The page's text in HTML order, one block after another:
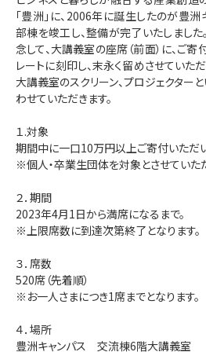
「豊洲」に、2006年に誕生したのが豊
部棟を竣工し、整備が完了いたしまし
念して、大講義室の座席（前面）に、ご
レートに刻印し、末永く留めさせていた
大講義室のスクリーン、プロジェクター
わせていただきます。
１.対象
期間中に一口10万円以上ご寄付いただ
※個人・卒業生団体を対象とさせていた
２．期間
2023年4月1日から満席になるまで。
※上限席数に到達次第終了となります。
３．席数
520席（先着順）
※お一人さまにつき1席までとなります。
４．場所
豊洲キャンパス 交流棟6階大講義室